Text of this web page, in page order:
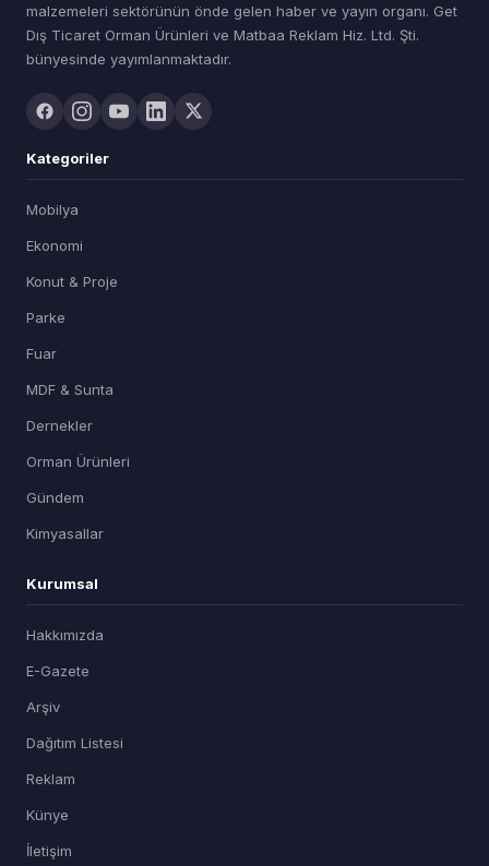
malzemeleri sektörünün önde gelen haber ve yayın organı. Get
Dış Ticaret Orman Ürünleri ve Matbaa Reklam Hiz. Ltd. Şti.
bünyesinde yayımlanmaktadır.
Kategoriler
Mobilya
Ekonomi
Konut & Proje
Parke
Fuar
MDF & Sunta
Dernekler
Orman Ürünleri
Gündem
Kimyasallar
Kurumsal
Hakkımızda
E-Gazete
Arşiv
Dağıtım Listesi
Reklam
Künye
İletişim